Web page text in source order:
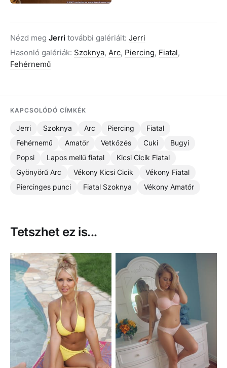
Nézd meg Jerri további galériáit: Jerri
Hasonló galériák: Szoknya, Arc, Piercing, Fiatal,
Fehérnemű
KAPCSOLÓDÓ CÍMKÉK
Jerri Szoknya Arc Piercing
Fiatal
Fehérnemű
Amatőr Vetkőzés Cuki
Bugyi
Popsi
Lapos mellű fiatal
Kicsi Cicik Fiatal
Gyönyörű Arc
Vékony Kicsi Cicik
Vékony Fiatal
Piercinges punci
Fiatal Szoknya Vékony Amatőr
Tetszhet ez is...